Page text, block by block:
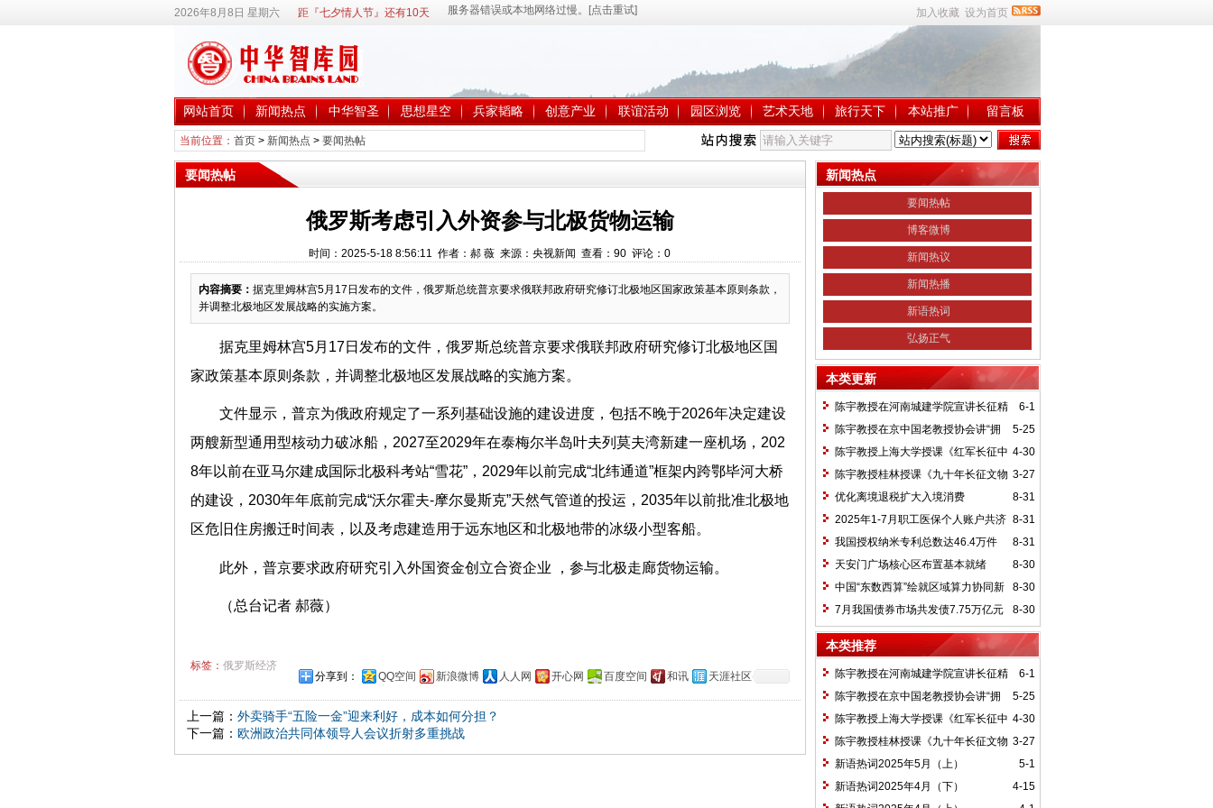
2026年8月8日 星期六 距『七夕情人节』还有10天 加入收藏 设为首页
网站首页 新闻热点 中华智圣 思想星空 兵家韬略 创意产业 联谊活动 园区浏览 艺术天地 旅行天下 本站推广 留言板
当前位置： 首页> 新闻热点 > 要闻热帖
要闻热帖
俄罗斯考虑引入外资参与北极货物运输
时间：2025-5-18 8:56:11 作者：郝 薇 来源：央视新闻 查看： 90 评论： 0
内容摘要： 据克里姆林宫5月17日发布的文件，俄罗斯总统普京要求俄联邦政府研究修订北极地区国家政策基本原则条款，
并调整北极地区发展战略的实施方案。
据克里姆林宫5月17日发布的文件，俄罗斯总统普京要求俄联邦政府研究修订北极地区国
家政策基本原则条款，并调整北极地区发展战略的实施方案。
文件显示，普京为俄政府规定了一系列基础设施的建设进度，包括不晚于2026年决定建设
两艘新型通用型核动力破冰船，2027至2029年在泰梅尔半岛叶夫列莫夫湾新建一座机场，202
8年以前在亚马尔建成国际北极科考站“雪花”，2029年以前完成“北纬通道”框架内跨鄂毕河大桥
的建设，2030年年底前完成“沃尔霍夫-摩尔曼斯克”天然气管道的投运，2035年以前批准北极地
区危旧住房搬迁时间表，以及考虑建造用于远东地区和北极地带的冰级小型客船。
此外，普京要求政府研究引入外国资金创立合资企业 ，参与北极走廊货物运输。
（总台记者 郝薇）
标签： 俄罗斯经济
分享到：
QQ空间 新浪微博 人人网 开心网 百度空间 和讯 天涯社区
上一篇： 外卖骑手“五险一金”迎来利好，成本如何分担？
下一篇： 欧洲政治共同体领导人会议折射多重挑战
新闻热点
要闻热帖
博客微博
新闻热议
新闻热播
新语热词
弘扬正气
本类更新
6-1
陈宇教授在河南城建学院宣讲长征精
神及红25军长征史
5-25
陈宇教授在京中国老教授协会讲“拥
抱中华新文明”
4-30
陈宇教授上海大学授课《红军长征中
的黄埔师生》
3-27
陈宇教授桂林授课《九十年长征文物
鉴赏》
8-31
优化离境退税扩大入境消费
8-31
2025年1-7月职工医保个人账户共济
2.31亿人次 共济金额304.57亿元
8-31
我国授权纳米专利总数达46.4万件
8-30
天安门广场核心区布置基本就绪
8-30
中国“东数西算”绘就区域算力协同新
图景
8-30
7月我国债券市场共发债7.75万亿元
本类推荐
6-1
陈宇教授在河南城建学院宣讲长征精
神及红25军长征史
5-25
陈宇教授在京中国老教授协会讲“拥
抱中华新文明”
4-30
陈宇教授上海大学授课《红军长征中
的黄埔师生》
3-27
陈宇教授桂林授课《九十年长征文物
鉴赏》
5-1
新语热词2025年5月（上）
4-15
新语热词2025年4月（下）